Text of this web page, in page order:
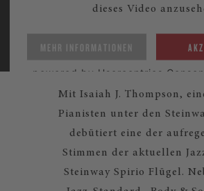
dieses Video
MEHR INFORMATIONEN
powered by Usercentrics
Platform
Mit Isaiah J. Thompson,
Pianisten unter den
debütiert eine der
Stimmen der aktuellen
Steinway Spirio Flügel.